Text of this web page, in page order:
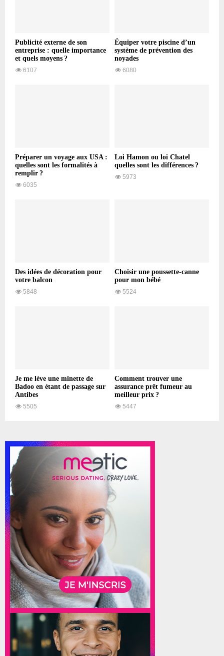
Publicité externe de son
entreprise : quelle importance
et quels moyens ?
6107
Équiper votre piscine d’un
système de prévention des
noyades
6080
Préparer un voyage aux USA :
quelles sont les formalités à
remplir ?
6035
Loi Hamon ou loi Chatel
quelles sont les différences ?
5973
Des idées de décoration pour
votre balcon
5848
Choisir une poussette-canne
pour mon bébé
5524
Je me lève une minette de
Badoo en étant de passage sur
Antibes
5505
Comment trouver une
assurance prêt fumeur au
meilleur prix ?
5447